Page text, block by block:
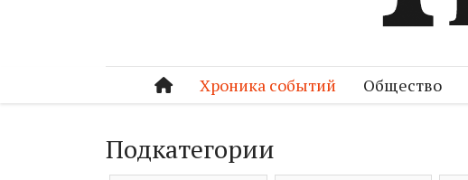
Хроника событий Общество
Подкатегории